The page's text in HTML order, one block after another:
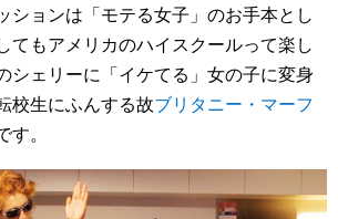
ションは「モテる女子」のお手本とし
もアメリカのハイスクールって楽し
ェリーに「イケてる」女の子に変身
校生にふんする故ブリタニー・マーフ
。